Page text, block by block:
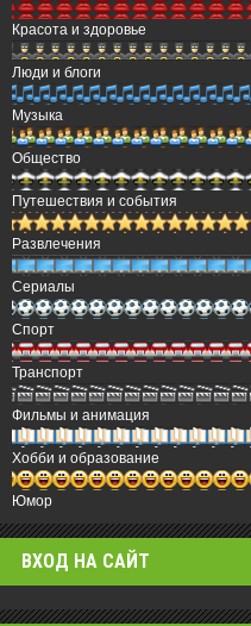
Красота и здоровье
Люди и блоги
Музыка
Общество
Путешествия и события
Развлечения
Сериалы
Спорт
Транспорт
Фильмы и анимация
Хобби и образование
Юмор
ВХОД НА САЙТ